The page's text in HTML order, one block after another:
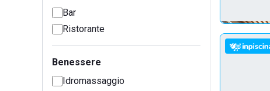
Bar
Ristorante
Benessere
Idromassaggio